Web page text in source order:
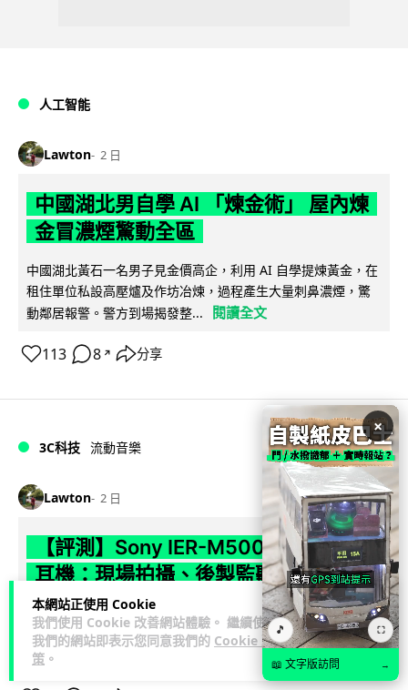
本網站正使用 Cookie
我們使用 Cookie 改善網站體驗。 繼續使用
我們的網站即表示您同意我們的 Cookie 政
策 。
人工智能
Lawton 2 日
中國湖北男自學 AI 「煉金術」 屋內煉
金冒濃煙驚動全區
中國湖北黃石一名男子見金價高企，利用 AI 自學提煉黃金，在
租住單位私設高壓爐及作坊冶煉，過程產生大量刺鼻濃煙，驚
動鄰居報警。警方到場揭發整...
閱讀全文
113 8 ↗ 分享
3C科技 流動音樂
Lawton 2 日 89
【評測】Sony IER-M500 入耳式監聽
耳機：現場拍攝、後製監聽與人聲利器
談到專業混音專用的聲音監聽耳機，Sony 經典 MDR-7506 到
MDR-M1 專業錄音室耳機都為人熟悉。而現在舞台製作者與創
意影像製作...
×
🎵 ⛶
📖 文字版訪問 →